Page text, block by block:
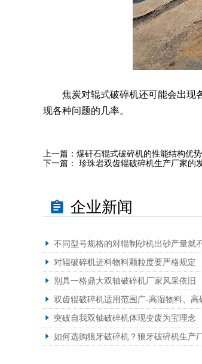
焦炭对辊式破碎机还可能会出现各
现各种问题的几率。
上一篇： 煤矸石辊式破碎机的性能结构优势
下一篇：
珍珠岩双齿辊破碎机生产厂家的
企业新闻
不同型号规格的对辊制砂机出砂产量就
对辊破碎机进料物料颗粒度要严格规定
别具一格鼎大双轴破碎机厂家风采依旧
双齿辊破碎机适用范围广-高湿物料、高
突破自我双轴破碎机体现变废为宝理念
如何选购狼牙破碎机？狼牙破碎机生产